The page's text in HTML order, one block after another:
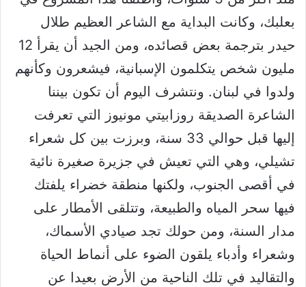
بعلبك، وكانت البداية مع الشاعر العظيم طلال
حيدر بترجمة بعض قصائده، ومن الجيد أن يقرأ 12
مليون شخص يتكلمون الإسبانية، فيشعرون وكأنهم
ولدوا في لبنان. ونتشرف اليوم أن تكون بيننا
الشاعرة الصديقة روزابيتي مونيوز التي تعرفت
إليها قبل حوالي 33 سنة، وبرزت بين كل شعراء
تشيلي، وهي التي تعيش في جزيرة صغيرة نائية
في أقصى الجنوب، ولكنها منطقة خضراء يلفتك
فيها سحر المياه والطبيعة، وتتلقى الأمطار على
مدار السنة، ومن حولك تجد صيادي الأسماك،
وشعراء وأدباء يلقون الضوء على أنماط الحياة
والتقاليد في تلك الناحية من الأرض بعيدا عن